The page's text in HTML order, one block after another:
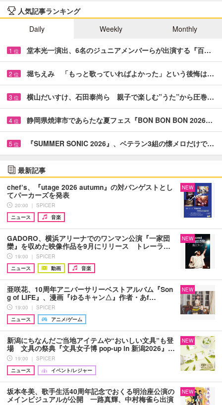
人気記事ランキング
Daily
Weekly Monthly
1 位 堂本光一演出、6名のジュニアメンバーらが出演する『百…
2 位 堀ちえみ 「もっと歌っていればよかった」という後悔は…
3 位 横山だいすけ、石田泰尚ら 親子で楽しむ”うた”から圧巻…
4 位 静岡県焼津市であらたな夏フェス『BON BON BON 2026…
5 位 『SUMMER SONIC 2026』、ベテラン3組の懐メロだけで…
最新記事
chef’s、『utage 2026 autumn』の対バンゲストとし
てパーカーズを発表
20:00 ｜ SPICER
ニュース
音楽
NEW
GADORO、横浜アリーナでのワンマン公演『一家団
欒』を収めた映像作品を9月にリリース トレーラ…
19:00 ｜ SPICER
ニュース
動画 音楽
NEW
亜咲花、10周年アニバーサリーベストアルバム『Son
g of LIFE』、漫画『ゆるキャン△』作者・あf…
19:00 ｜ SPICER
ニュース
アニメ/ゲーム
NEW
新潟にちなんだご当地アイテムや“おいしい文具”も登
場 文具の祭典『文具女子博 pop-up in 新潟2026』…
19:00 ｜ SPICER
ニュース
イベント/レジャー
NEW
坂本冬美、歌手生活40周年記念でおくる明治座公演の
メインビジュアルが公開 一路真輝、中村梅雀ら出演
NEW